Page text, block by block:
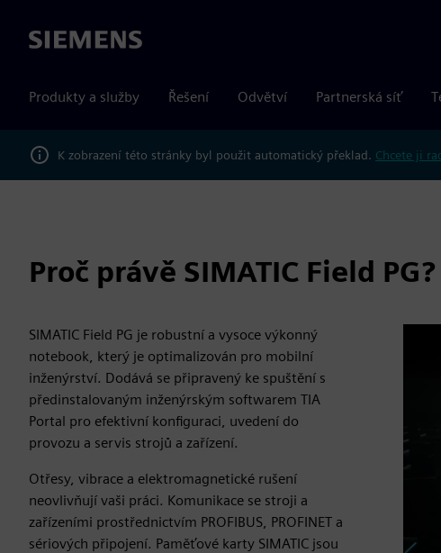
Siemens
Produkty a služby Řešení Odvětví Partnerská síť
K zobrazení této stránky byl použit automatický překlad. Chcete ji
Proč právě SIMATIC Field PG?
SIMATIC Field PG je robustní a vysoce výkonný
notebook, který je optimalizován pro mobilní
inženýrství. Dodává se připravený ke spuštění s
předinstalovaným inženýrským softwarem TIA
Portal pro efektivní konfiguraci, uvedení do
provozu a servis strojů a zařízení.
Otřesy, vibrace a elektromagnetické rušení
neovlivňují vaši práci. Komunikace se stroji a
zařízeními prostřednictvím PROFIBUS, PROFINET a
sériových připojení. Paměťové karty SIMATIC jsou